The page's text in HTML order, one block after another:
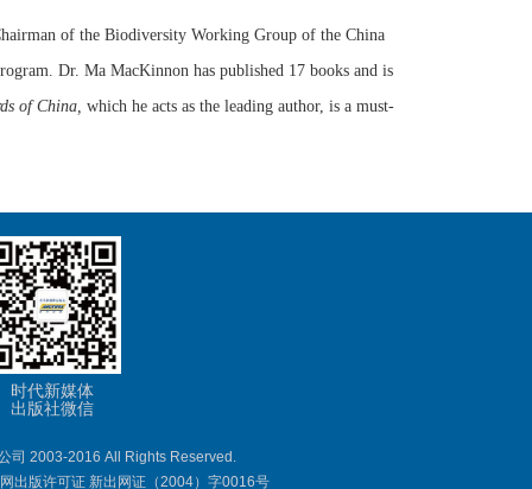
of the Biodiversity Working Group of the China
Dr. Ma MacKinnon has published 17 books and is
of China, which he acts as the leading author, is a must-
时代新媒体
出版社微信
司 2003-2016 All Rights Reserved.
出版许可证 新出网证（2004）字0016号